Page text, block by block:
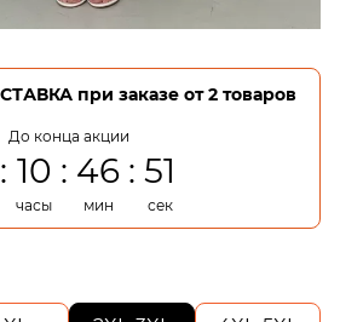
при заказе от 2 товаров
До конца акции
10
часы
46
мин
50
сек